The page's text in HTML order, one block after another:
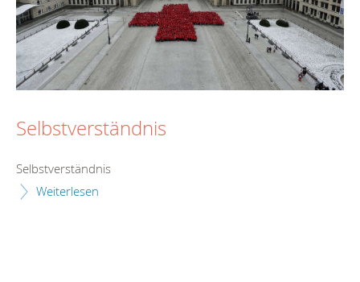
Selbstverständnis
Selbstverständnis
Weiterlesen